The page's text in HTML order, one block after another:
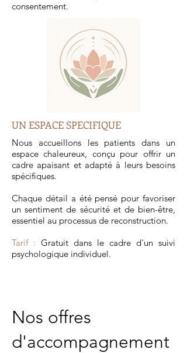
consentement.
UN ESPACE SPECIFIQUE
Nous accueillons les patients dans un
espace chaleureux, conçu pour offrir un
cadre apaisant et adapté à leurs besoins
spécifiques.
Chaque détail a été pensé pour favoriser
un sentiment de sécurité et de bien-être,
essentiel au processus de reconstruction.
Tarif : Gratuit dans le cadre d'un suivi
psychologique individuel.
Nos offres
d'accompagnement